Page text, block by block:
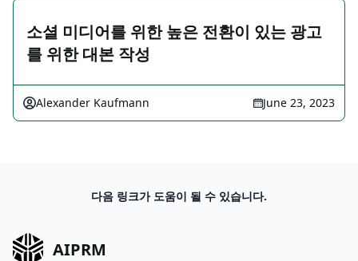
소셜 미디어를 위한 높은 전환이 있는 광고
를 위한 대본 작성
Alexander Kaufmann June 23, 2023
다음 링크가 도움이 될 수 있습니다.
AIPRM